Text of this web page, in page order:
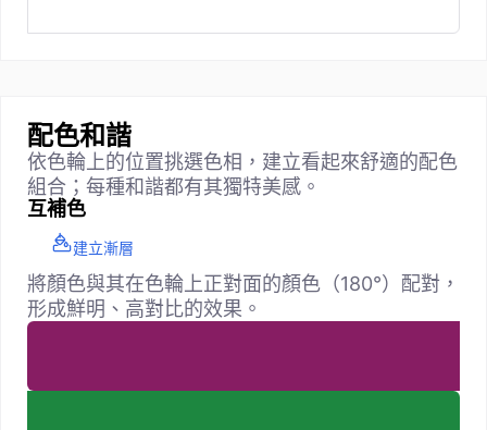
配色和諧
依色輪上的位置挑選色相，建立看起來舒適的配色
組合；每種和諧都有其獨特美感。
互補色
建立漸層
將顏色與其在色輪上正對面的顏色（180°）配對，
形成鮮明、高對比的效果。